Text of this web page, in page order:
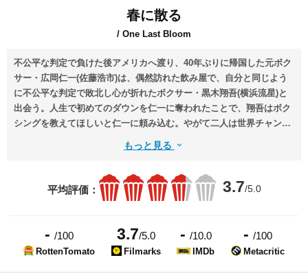
春に散る
/ One Last Bloom
不公平な判定で負けた後アメリカへ渡り、40年ぶりに帰国した元ボク
サー・広岡仁一(佐藤浩市)は、偶然訪れた飲み屋で、自分と同じよう
に不公平な判定で敗北し心が折れたボクサー・黒木翔吾(横浜流星)と
出会う。人生で初めてのダウンを仁一に奪われたことで、翔吾はボク
シングを教えてほしいと仁一に頼み込む。やがて二人は世界チャンピ
もっと見る
平均評価： 3.7/5.0
- /100
RottenTomato
3.7/5.0
Filmarks
- /10.0
IMDb
-/100
Metacritic